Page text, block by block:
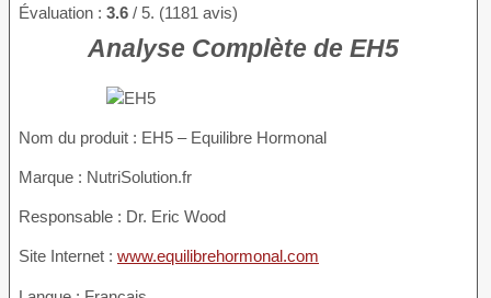
Évaluation : 3.6 / 5. (1181 avis)
Analyse Complète de EH5
Nom du produit : EH5 – Equilibre Hormonal
Marque : NutriSolution.fr
Responsable : Dr. Eric Wood
Site Internet : www.equilibrehormonal.com